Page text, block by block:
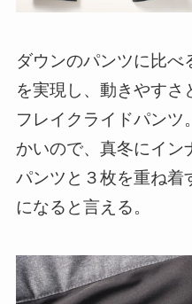
ダウンのパンツに比べ
を実現し、動きやすさ
フレイクライドパンツ
かいので、真冬にイン
パンツと３枚を重ね着
になると言える。